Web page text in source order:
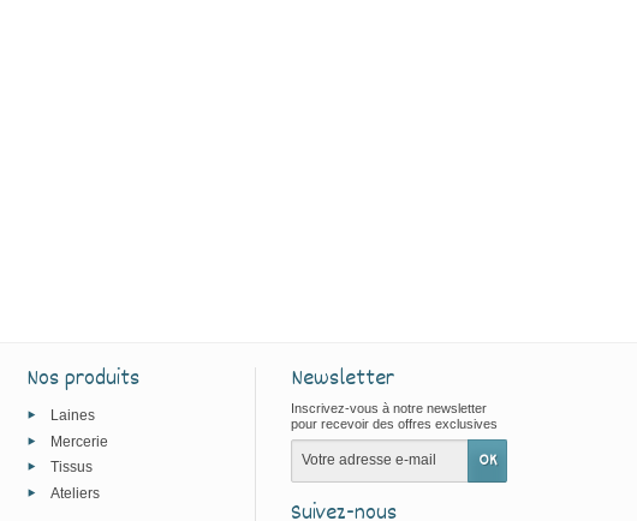
Nos produits
Laines
Mercerie
Tissus
Ateliers
Newsletter
Inscrivez-vous à notre newsletter
pour recevoir des offres exclusives
Suivez-nous